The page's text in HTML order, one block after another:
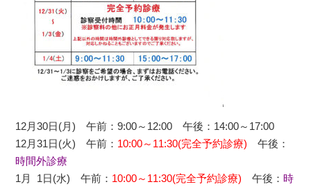
12月30日(月) 午前：9:00～12:00 午後： 14:00～17:00
12月31日(火) 午前： 10:00～11:30(完全予約診療) 午後：
時間外診療
1月 1日(水) 午前： 10:00～11:30(完全予約診療)午後：時